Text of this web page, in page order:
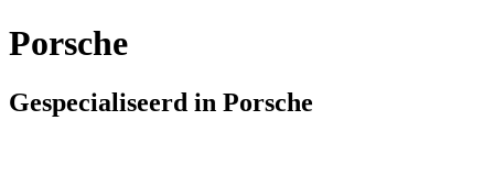
Porsche
Gespecialiseerd in Porsche